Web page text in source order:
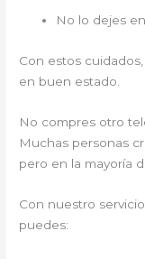
No lo dejes
Con estos
en buen estado.
No compres otro
Muchas personas
pero en la mayoría
Con nuestro
puedes: